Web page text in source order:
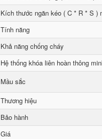
Kích thước ngăn kéo ( C * R * S )
Tính năng
Khả năng chống cháy
Hệ thống khóa liên hoàn thông
Mầu sắc
Thương hiệu
Bảo hành
Giá